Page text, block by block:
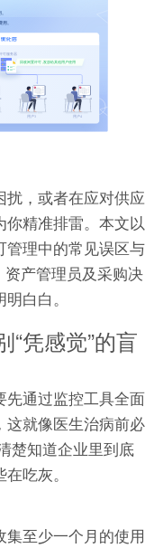
，或者在应对供应
精准排雷。本文以
管理中的常见误区与
产管理员及采购决
白白。
“凭感觉”的盲
先通过监控工具全面
这就像医生治病前必
楚知道企业里到底
吃灰。
至少一个月的使用